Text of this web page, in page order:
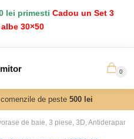
lei primesti Cadou un Set 3
30×50
0
de peste500 lei
de baie, 3 piese, 3D,